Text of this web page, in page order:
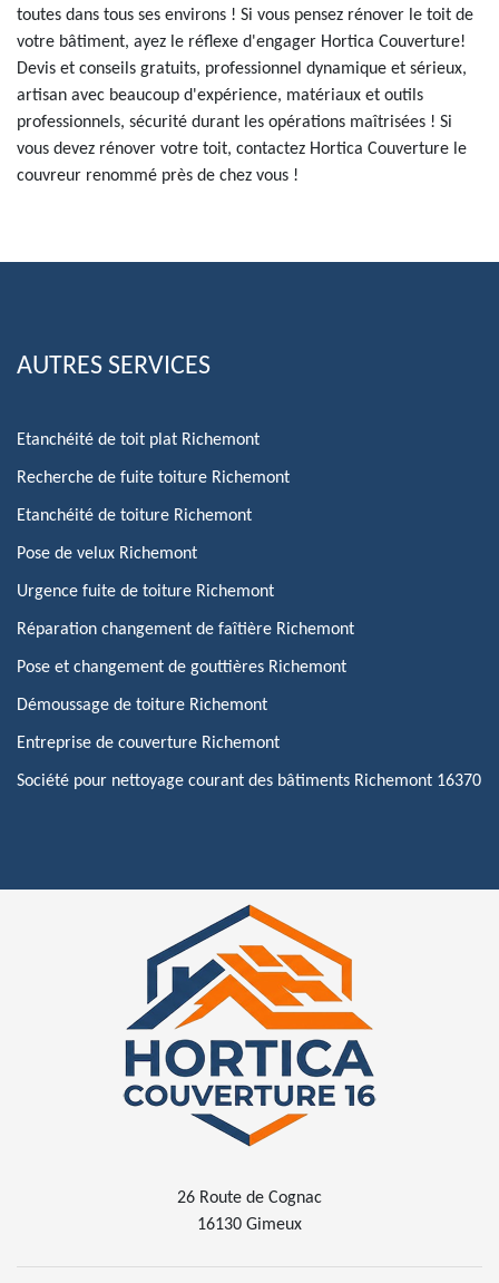
toutes dans tous ses environs ! Si vous pensez rénover le toit de
votre bâtiment, ayez le réflexe d'engager Hortica Couverture!
Devis et conseils gratuits, professionnel dynamique et sérieux,
artisan avec beaucoup d'expérience, matériaux et outils
professionnels, sécurité durant les opérations maîtrisées ! Si
vous devez rénover votre toit, contactez Hortica Couverture le
couvreur renommé près de chez vous !
AUTRES SERVICES
Etanchéité de toit plat Richemont
Recherche de fuite toiture Richemont
Etanchéité de toiture Richemont
Pose de velux Richemont
Urgence fuite de toiture Richemont
Réparation changement de faîtière Richemont
Pose et changement de gouttières Richemont
Démoussage de toiture Richemont
Entreprise de couverture Richemont
Société pour nettoyage courant des bâtiments Richemont 16370
26 Route de Cognac
16130 Gimeux